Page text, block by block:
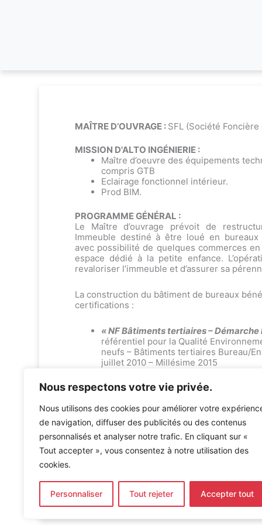
Nous respectons votre vie privée.
Nous utilisons des cookies pour améliorer votre
de navigation, diffuser des publicités ou des contenus
personnalisés et analyser notre trafic. En cliquant sur «
Tout accepter », vous consentez à notre utilisation des
cookies.
Personnaliser Tout rejeter Accepter tout
MAÎTRE D’OUVRAGE : SFL (Société Foncière
MISSION D'ALTO INGÉNIERIE :
Maître d’oeuvre des équipements
compris GTB
Eclairage fonctionnel intérieur.
Prod BIM.
PROGRAMME GÉNÉRAL :
Le Maître d’ouvrage prévoit de
Immeuble destiné à être loué en
avec possibilité de quelques commerces
espace dédié à la petite enfance.
revaloriser l’immeuble et d’assurer sa
La construction du bâtiment de bureaux
certifications :
« NF Bâtiments tertiaires – Démarche
référentiel pour la Qualité
neufs – Bâtiments tertiaires Bureau/
juillet 2010 – Millésime 2015
selon le référentiel
construction 2016 (Fully Fitted)
« LEED »selon le référentiel Building
Construction v4 (Core & Shell).
Pour aller plus loin :
Conception durable — Bureau